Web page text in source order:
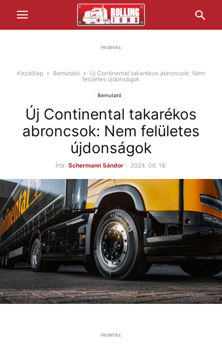
Hirdetés:
Kezdőlap Bemutató
Új Continental takarékos abroncsok: Nem
felületes újdonságok
Bemutató
Új Continental takarékos
abroncsok: Nem felületes
újdonságok
Írta: Schermann Sándor - 2024. 06. 18.
Hirdetés: